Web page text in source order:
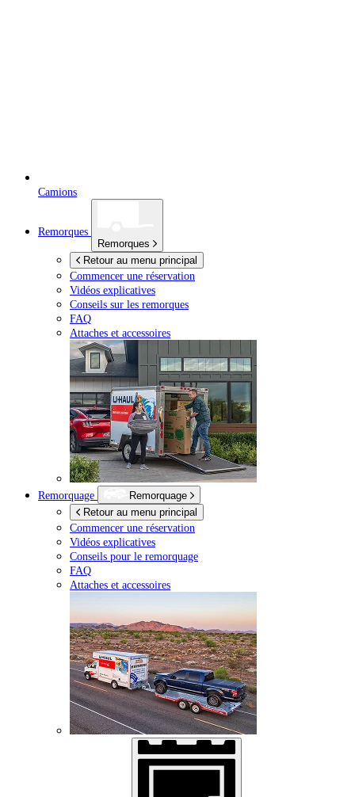
Camions
Remorques
Remorques
Retour au menu principal
Commencer une réservation
Vidéos explicatives
Conseils sur les remorques
FAQ
Attaches et accessoires
Remorquage
Remorquage
Retour au menu principal
Commencer une réservation
Vidéos explicatives
Conseils pour le remorquage
FAQ
Attaches et accessoires